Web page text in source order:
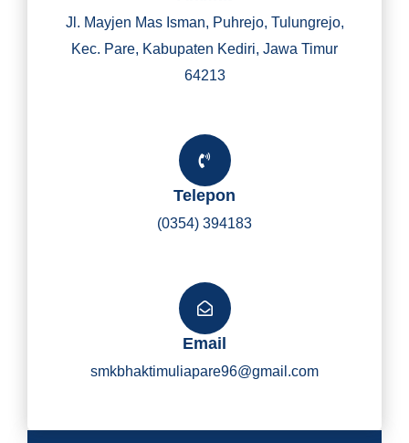
Y
I
Jl. Mayjen Mas Isman, Puhrejo, Tulungrejo,
Kec. Pare, Kabupaten Kediri, Jawa Timur
64213
Telepon
(0354) 394183
Email
smkbhaktimuliapare96@gmail.com